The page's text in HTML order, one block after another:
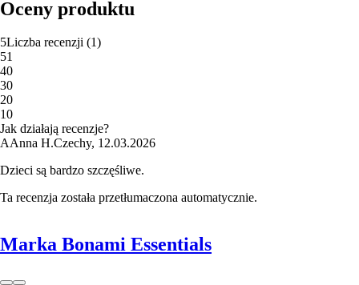
Oceny produktu
5Liczba recenzji (1)
51
40
30
20
10
Jak działają recenzje?
AAnna H.Czechy, 12.03.2026
Dzieci są bardzo szczęśliwe.
Ta recenzja została przetłumaczona automatycznie.
Marka Bonami Essentials